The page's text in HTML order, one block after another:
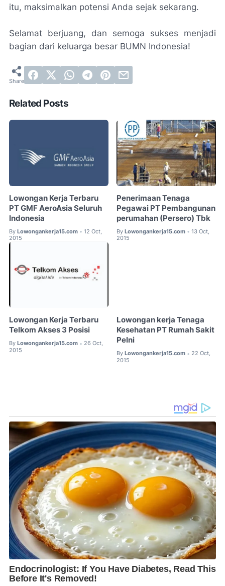
itu, maksimalkan potensi Anda sejak sekarang.
Selamat berjuang, dan semoga sukses menjadi
bagian dari keluarga besar BUMN Indonesia!
Related Posts
Lowongan Kerja Terbaru
PT GMF AeroAsia Seluruh
Indonesia
By Lowongankerja15.com • 12 Oct,
2015
Penerimaan Tenaga
Pegawai PT Pembangunan
perumahan (Persero) Tbk
By Lowongankerja15.com • 13 Oct,
2015
Lowongan Kerja Terbaru
Telkom Akses 3 Posisi
By Lowongankerja15.com • 26 Oct,
2015
Lowongan kerja Tenaga
Kesehatan PT Rumah Sakit
Pelni
By Lowongankerja15.com • 22 Oct,
2015